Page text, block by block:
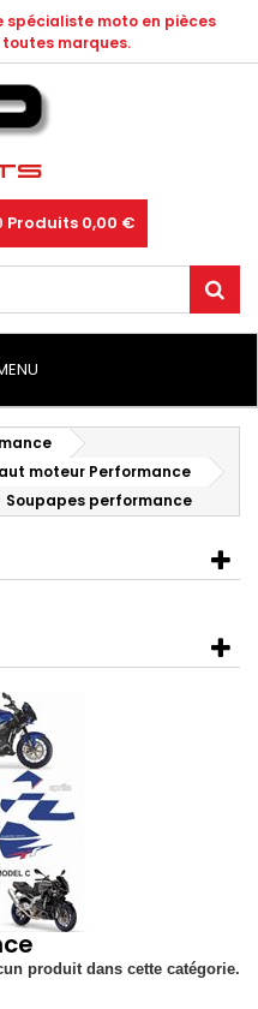
spécialiste moto en pièces
marques.
Produits 0,00 €
moteur Performance
Soupapes performance
produit dans cette catégorie.